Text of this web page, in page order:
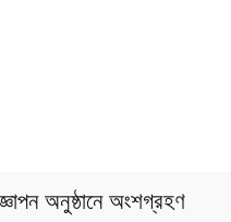
অনুষ্ঠানে অংশগ্রহণ